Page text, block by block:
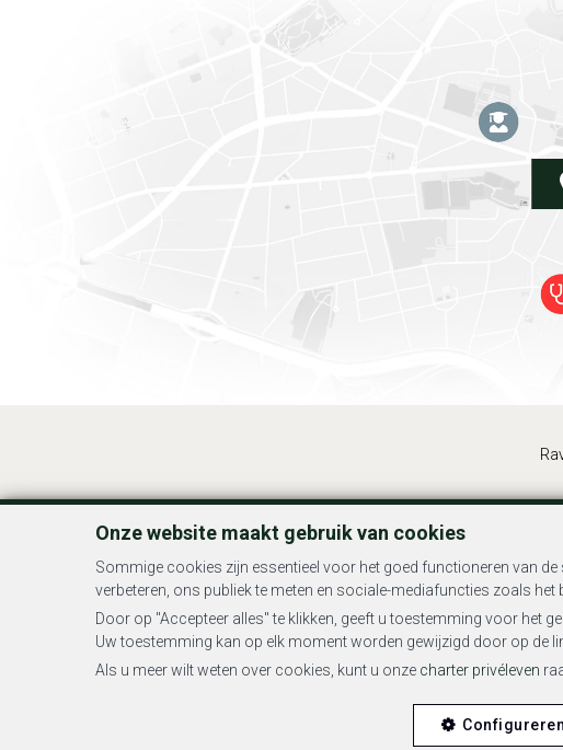
Onze website maakt gebruik van cookies
Sommige cookies zijn essentieel voor het goed functioneren van
verbeteren, ons publiek te meten en sociale-mediafuncties zoals het
Door op "Accepteer alles" te klikken, geeft u toestemming voor het
Uw toestemming kan op elk moment worden gewijzigd door op de
Als u meer wilt weten over cookies, kunt u onze charter privéleven
Configureren
BIV-erkende vastgoedmakelaar-bemiddelaar in België, BIV N° 508.632 -
16B - 1000
BA en borgstelling via NV AXA Belgium,